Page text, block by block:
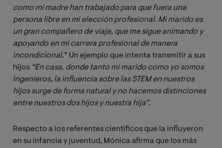
como mi madre han trabajado para que fuera una
persona libre en mi elección profesional. Mi marido es
un gran compañero de viaje, que me sigue animando y
apoyando en mi carrera profesional de manera
incondicional.” Un ejemplo que intenta transmitir a sus
hijos “En casa, donde tanto mi marido como yo somos
ingenieros, la influencia sobre las STEM en nuestros
hijos surge de forma natural y no hacemos distinciones
entre nuestros dos hijos y nuestra hija”.
Respecto a los referentes científicos que la influyeron
en su infancia y juventud, Mónica afirma que los más